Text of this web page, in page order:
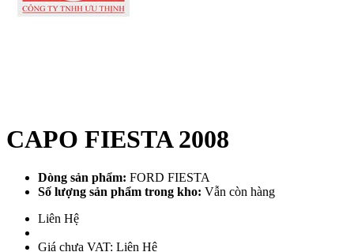
CAPO FIESTA 2008
Dòng sản phẩm: FORD FIESTA
Số lượng sản phẩm trong kho: Vẫn còn hàng
Liên Hệ
Giá chưa VAT: Liên Hệ